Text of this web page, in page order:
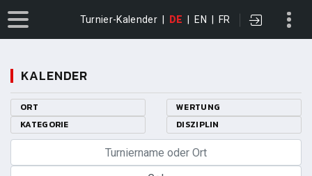
Turnier-Kalender DE EN FR
KALENDER
ORT
WERTUNG
KATEGORIE
DISZIPLIN